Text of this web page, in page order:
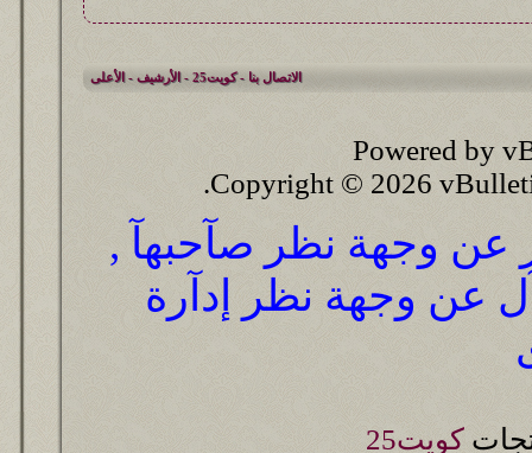
الاتصال بنا -كويت25 -الأرشيف-الأعلى
Powered by
Copyright © 2026
عن وجهة نظر صآحبهآ ,
عن وجهة نظر إدآرة
كويت25